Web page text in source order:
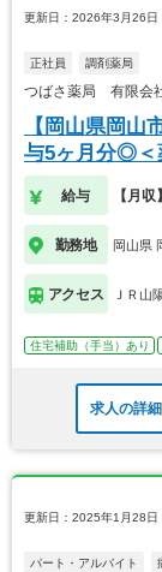
更新日：2026年3月26日
正社員 調剤薬局
つばさ薬局 有限会
【岡山県岡
与5ヶ月分◎＜
給与 【月
勤務地 岡山県
アクセス ＪＲ山
住宅補助（手当）あり
求人の詳
更新日：2025年1月28日
パート・アルバイト